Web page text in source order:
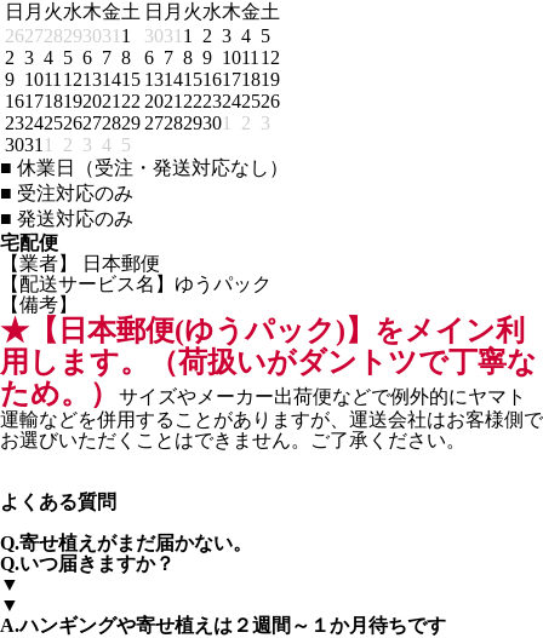
日 月 火水木金土
262728293031 1
2 3 4 5 6 7 8
9 1011 12131415
161718192021 22
23242526272829
3031 1 2 3 4 5
日 月 火水木金土
3031 1 2 3 4 5
6 7 8 9 1011 12
13141516171819
2021 2223242526
272829301 2 3
■ 休業日（受注・発送対応なし）
■ 受注対応のみ
■ 発送対応のみ
宅配便
【業者】 日本郵便
【配送サービス名】ゆうパック
【備考】
★【日本郵便(ゆうパック)】をメイン利
用します。（荷扱いがダントツで丁寧な
ため。）
サイズやメーカー出荷便などで例外的にヤマト
運輸などを併用することがありますが、運送会社はお客様側で
お選びいただくことはできません。ご了承ください。
よくある質問
Q.寄せ植えがまだ届かない。
Q.いつ届きますか？
▼
▼
A.ハンギングや寄せ植えは２週間～１か月待ちです